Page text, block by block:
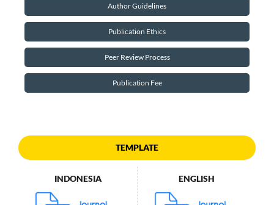
Author Guidelines
Publication Ethics
Peer Review Process
Publication Fee
TEMPLATE
INDONESIA ENGLISH